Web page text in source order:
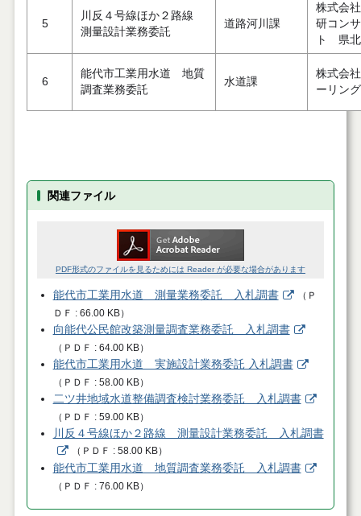
5
川反４号線ほか２路線
測量設計業務委託
道路河川課
株式会
研コン
ト 県
6
能代市工業用水道 地質
調査業務委託
水道課
株式会
ーリング
関連ファイル
PDF形式のファイルを見るためには Reader が必要な場合があります
能代市工業用水道 測量業務委託 入札調書 （ Ｐ
ＤＦ
66.00 KB）
向能代公民館改築測量調査業務委託 入札調書
（ ＰＤＦ 64.00 KB）
能代市工業用水道 実施設計業務委託 入札調書
（ ＰＤＦ 58.00 KB）
二ツ井地域水道整備調査検討業務委託 入札調書
（ ＰＤＦ 59.00 KB）
川反４号線ほか２路線 測量設計業務委託 入札調書
（ ＰＤＦ 58.00 KB）
能代市工業用水道 地質調査業務委託 入札調書
（ ＰＤＦ 76.00 KB）